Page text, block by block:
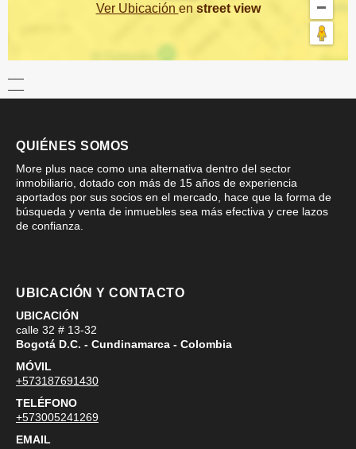
Ver Ubicación en street view
QUIÉNES SOMOS
More plus nace como una alternativa dentro del sector
inmobiliario, dotado con más de 15 años de experiencia
aportados por sus socios en el mercado, hace que la forma de
búsqueda y venta de inmuebles sea más efectiva y cree lazos
de confianza.
UBICACIÓN Y CONTACTO
UBICACIÓN
calle 32 # 13-32
Bogotá D.C. - Cundinamarca - Colombia
MÓVIL
+573187691430
TELÉFONO
+573005241269
EMAIL